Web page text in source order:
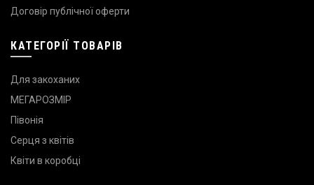
Договір публічної оферти
КАТЕГОРІЇ ТОВАРІВ
Для закоханих
МЕГАРОЗМІР
Півонія
Серця з квітів
Квіти в коробці